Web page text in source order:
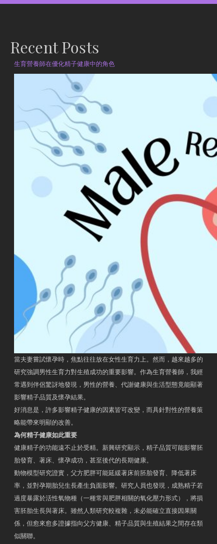
Recent Posts
生育營養師在優化精子健康中的角色
當夫妻嘗試懷孕時，焦點往往放在女性生育力上。然而，越來越多的
研究強調男性生育力對生殖成功的重要影響。作為生育營養師，我經
常遇到伴侶驚訝地發現，男性的營養、代謝健康與生活型態竟能顯著
影響精子品質及懷孕結果。
好消息是，許多影響精子健康的因素皆可改變，而具針對性的營養策
略能帶來明顯的改善。
為何精子健康如此重要
健康精子的功能遠不止於受精。新興研究顯示，精子品質可能影響胚
胎發育、著床、懷孕成功，甚至後代的長期健康。
動物模型研究證實，父方肥胖可能延緩著床前胚胎發育、降低著床
率，並對孕期胎兒生長產生負面影響。研究人員也發現，成熟精子若
過度暴露於活性氧物種（一種常與肥胖相關的氧化壓力形式），將損
害胚胎生長與著床。雖然人類研究較複雜，未必能確立直接因果關
係，但愈來愈多證據指向父方健康、精子品質與生殖結果之間存在類
似關聯。